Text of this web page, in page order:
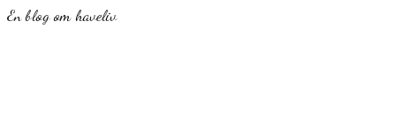
En blog om haveliv